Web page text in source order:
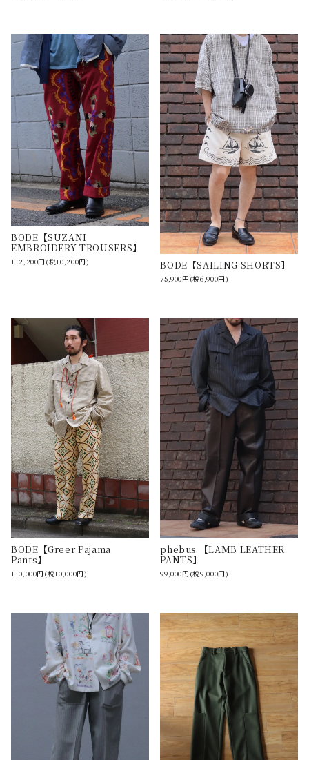
BODE【SUZANI
EMBROIDERY TROUSERS】
112,200円(税10,200円) BODE【SAILING SHORTS】
75,900円(税6,900円)
BODE【Greer Pajama
Pants】
110,000円(税10,000円)
phebus 【LAMB LEATHER
PANTS】
99,000円(税9,000円)